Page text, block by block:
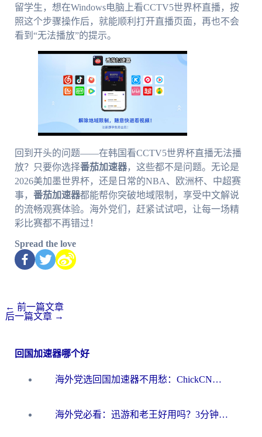
留学生，想在Windows电脑上看CCTV5世界杯直播，按
照这个步骤操作后，就能顺利打开直播页面，再也不会
看到“无法播放”的提示。
回到开头的问题——在韩国看CCTV5世界杯直播无法播
放？只要你选择番茄加速器，这些都不是问题。无论是
2026美加墨世界杯，还是日常的NBA、欧洲杯、中超赛
事， 番茄加速器都能帮你突破地域限制，享受中文解说
的流畅观赛体验。海外党们，赶紧试试吧，让每一场精
彩比赛都不再错过！
Spread the love
← 前一篇文章
后一篇文章 →
回国加速器哪个好
海外党选回国加速器不用愁：ChickCN和洞见哪个好？一篇搞定所有疑问
海外党必看：迅游和老王好用吗？3分钟选对加速国内网络的加速器